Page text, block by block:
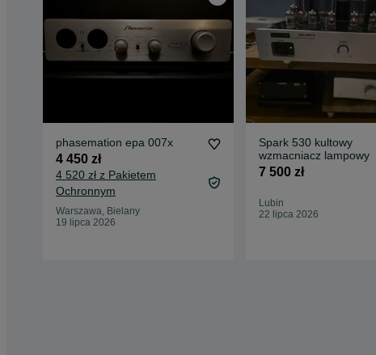
phasemation epa 007x
4 450 zł
4 520 zł z Pakietem
Ochronnym
Warszawa, Bielany
19 lipca 2026
Spark 530 kultowy
wzmacniacz lampowy
7 500 zł
Lubin
22 lipca 2026